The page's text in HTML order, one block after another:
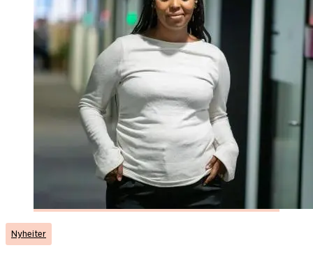
Nyheiter